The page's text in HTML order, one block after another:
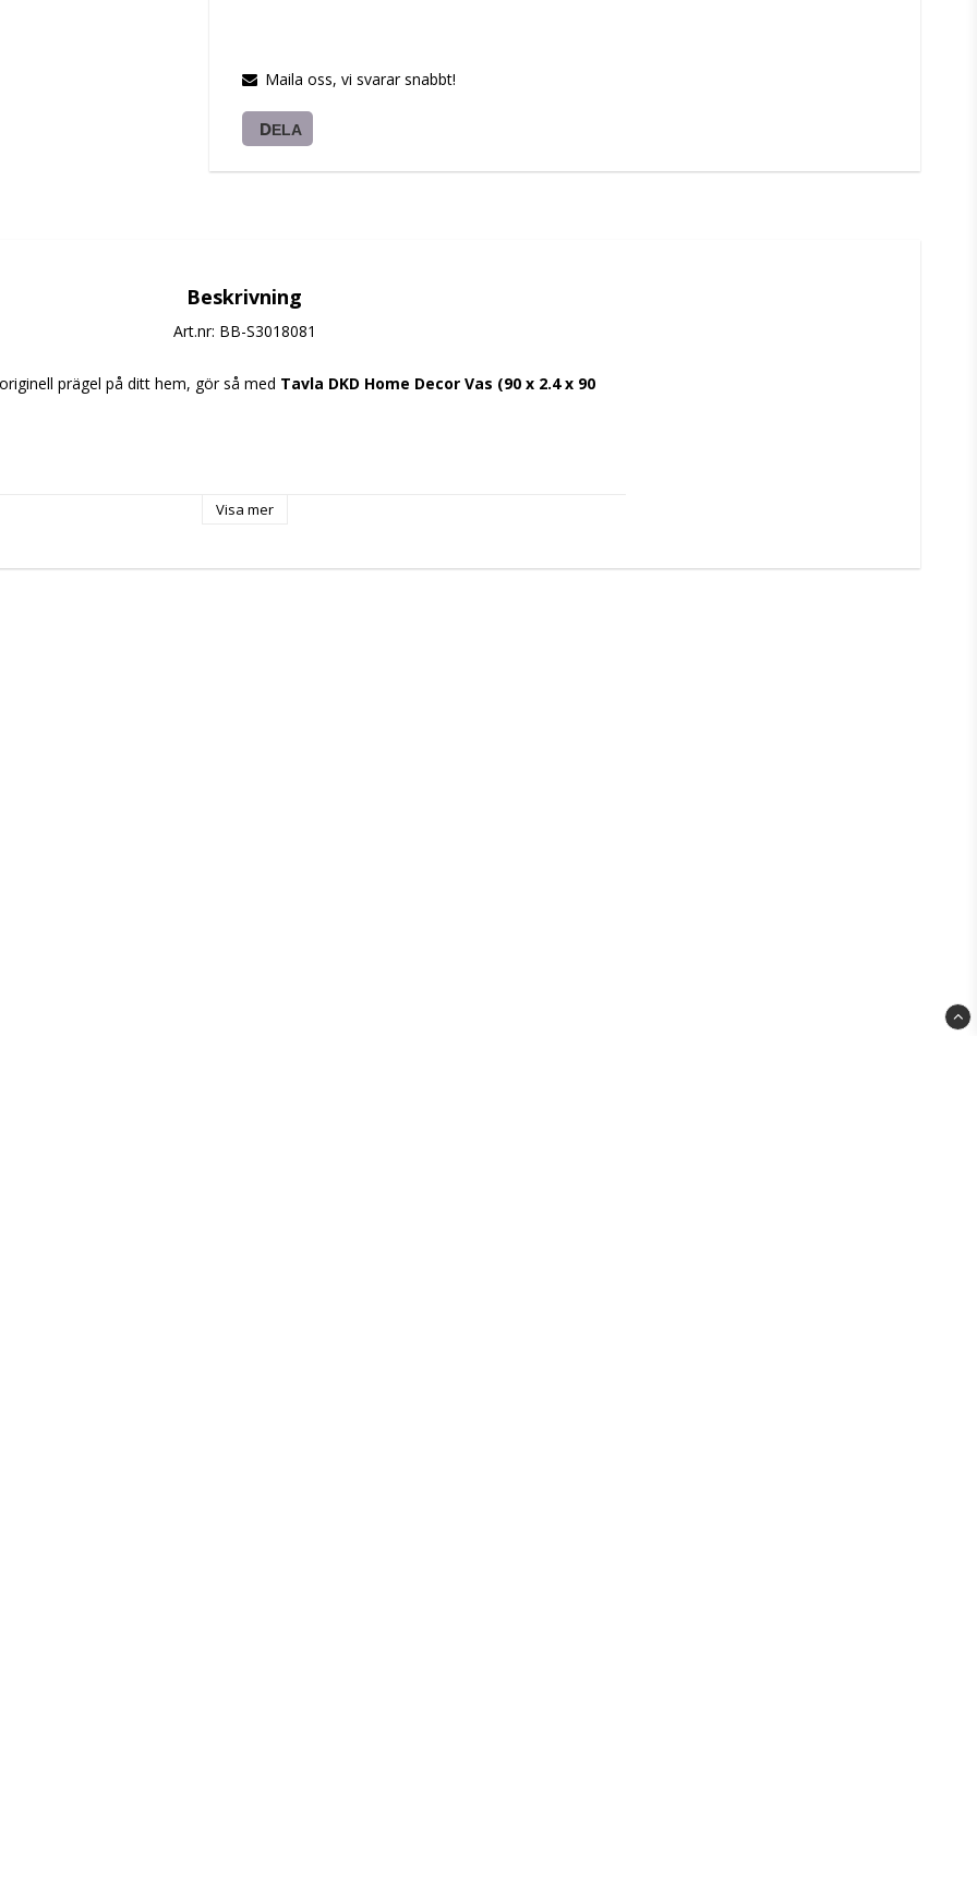
Maila oss, vi svarar snabbt!
DELA
Beskrivning
Art.nr: BB-S3018081
prägel på ditt hem, gör så med Tavla DKD Home Decor Vas (90 x 2.4 x 90
Visa mer